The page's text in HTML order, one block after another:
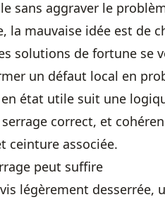
sans aggraver le
la mauvaise idée est de
solutions de fortune se
un défaut local en
état utile suit une
correct, et
ceinture associée.
peut suffire
légèrement desserrée,